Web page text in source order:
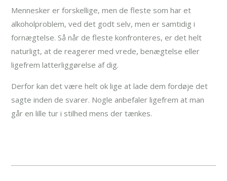
Mennesker er forskellige, men de fleste som har et
alkoholproblem, ved det godt selv, men er samtidig i
fornægtelse. Så når de fleste konfronteres, er det helt
naturligt, at de reagerer med vrede, benægtelse eller
ligefrem latterliggørelse af dig.
Derfor kan det være helt ok lige at lade dem fordøje det
sagte inden de svarer. Nogle anbefaler ligefrem at man
går en lille tur i stilhed mens der tænkes.